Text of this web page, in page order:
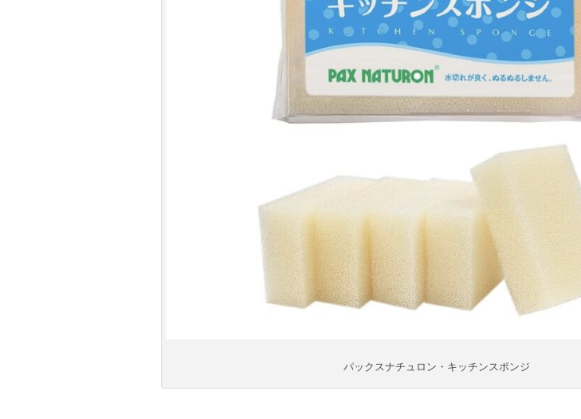
パックスナチュロン・キッチンスポンジ